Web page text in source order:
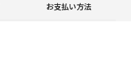
お支払い方法